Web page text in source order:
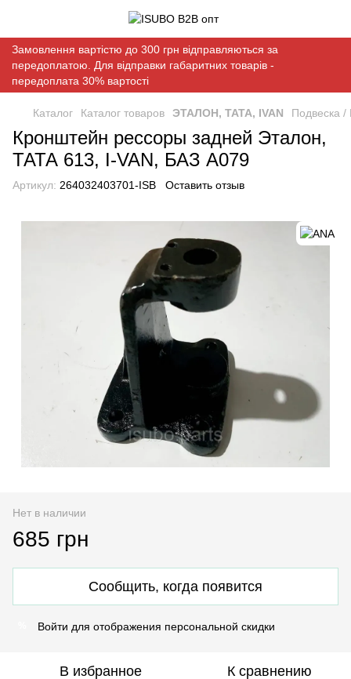
Замовлення вартістю до 300 грн відправляються за
передоплатою. Для відправки габаритних товарів -
передоплата 30% вартості
Каталог Каталог товаров ЭТАЛОН, ТАТА, IVAN Подвеска /
Кронштейн рессоры задней Эталон,
ТАТА 613, I-VAN, БАЗ А079
Артикул: 264032403701-ISB Оставить отзыв
Нет в наличии
685 грн
Сообщить, когда появится
Войти для отображения персональной скидки
В избранное К сравнению